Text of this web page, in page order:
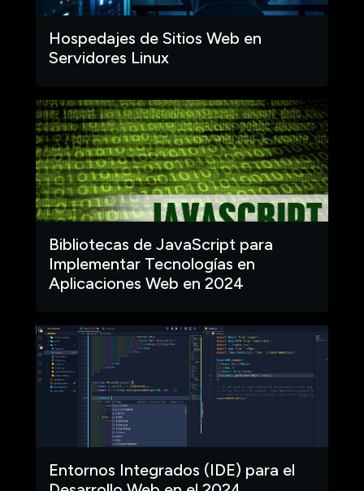
Hospedajes de Sitios Web en
Servidores Linux
Bibliotecas de JavaScript para
Implementar Tecnologías en
Aplicaciones Web en 2024
Entornos Integrados (IDE) para el